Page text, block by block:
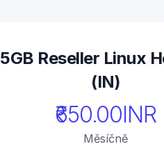
5GB Reseller Linux
(IN)
₹650.00INR
Měsíčně